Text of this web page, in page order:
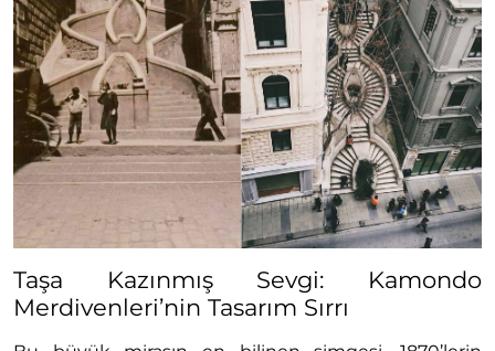
Taşa Kazınmış Sevgi: Kamondo
Merdivenleri’nin Tasarım Sırrı